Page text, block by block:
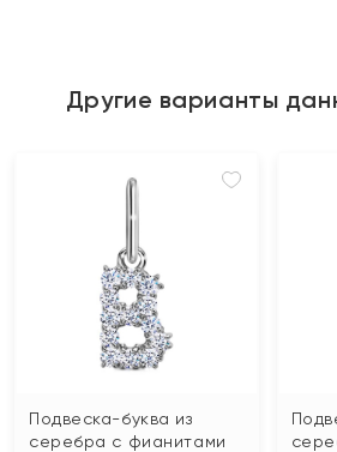
Другие варианты
Подвеска-буква из
серебра с фианитами